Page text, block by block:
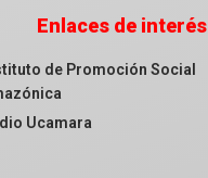
Enlaces de interés
de Promoción Social
Ucamara